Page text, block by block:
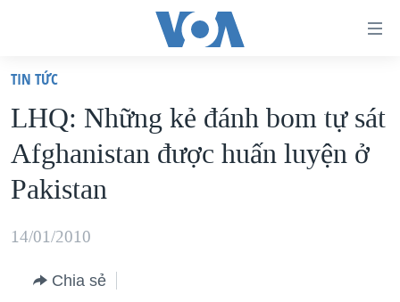
truy
cập
Tới
nội
chính
VIỆT NAM
HOA KỲ
BIỂN ĐÔNG
THẾ GIỚI
DIỄN ĐÀN
TIN TỨC
LHQ: Những kẻ đánh bom tự sát
Afghanistan được huấn luyện ở
Pakistan
14/01/2010
Chia sẻ